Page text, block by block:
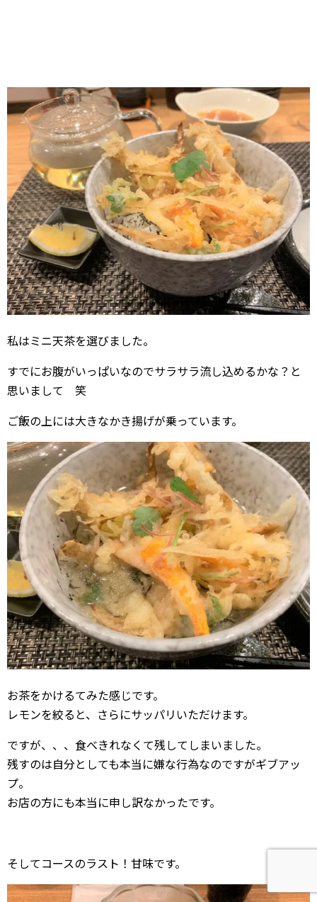
私はミニ天茶を選びました。
すでにお腹がいっぱいなのでサラサラ流し込めるかな？と
思いまして 笑
ご飯の上には大きなかき揚げが乗っています。
お茶をかけるてみた感じです。
レモンを絞ると、さらにサッパリいただけます。
ですが、、、食べきれなくて残してしまいました。
残すのは自分としても本当に嫌な行為なのですがギブアッ
プ。
お店の方にも本当に申し訳なかったです。
そしてコースのラスト！甘味です。